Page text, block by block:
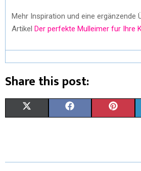
Mehr Inspiration und eine ergänzende
Artikel Der perfekte Mulleimer fur Ihre
Share this post:
W E T